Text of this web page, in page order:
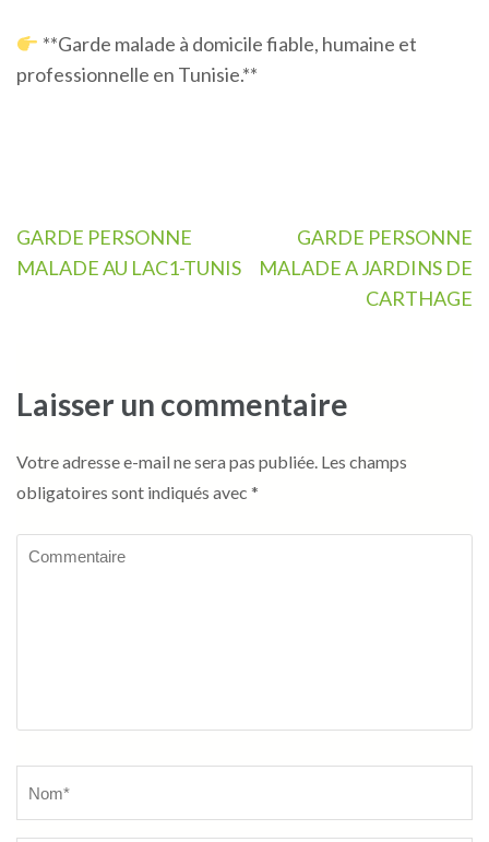
**Garde malade à domicile fiable, humaine et
professionnelle en Tunisie.**
Navigation
de
GARDE PERSONNE
MALADE AU LAC1-TUNIS
GARDE PERSONNE
MALADE A JARDINS DE
CARTHAGE
Laisser un commentaire
Votre adresse e-mail ne sera pas publiée. Les champs
obligatoires sont indiqués avec *
Commentaire